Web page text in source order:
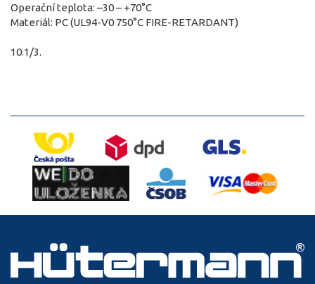
Operační teplota: –30 – +70°C
Materiál: PC (UL94-V0 750°C FIRE-RETARDANT)
10.1/3.